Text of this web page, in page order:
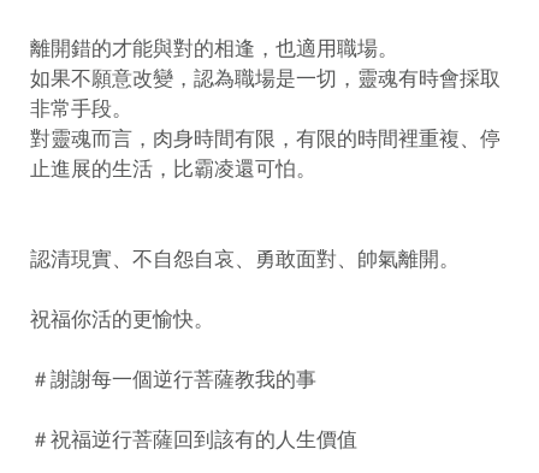
離開錯的才能與對的相逢，也適用職場。
如果不願意改變，認為職場是一切，靈魂有時會採取
非常手段。
對靈魂而言，肉身時間有限，有限的時間裡重複、停
止進展的生活，比霸凌還可怕。
認清現實、不自怨自哀、勇敢面對、帥氣離開。
祝福你活的更愉快。
＃謝謝每一個逆行菩薩教我的事
＃祝福逆行菩薩回到該有的人生價值